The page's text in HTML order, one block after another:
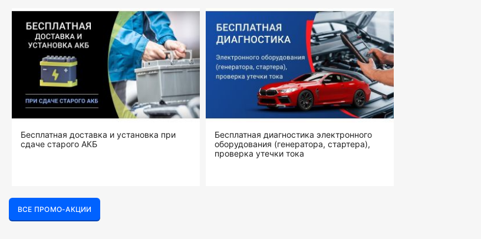
Бесплатная доставка и установка при
сдаче старого АКБ
Бесплатная диагностика электронного
оборудования (генератора, стартера),
проверка утечки тока
ВСЕ ПРОМО-АКЦИИ